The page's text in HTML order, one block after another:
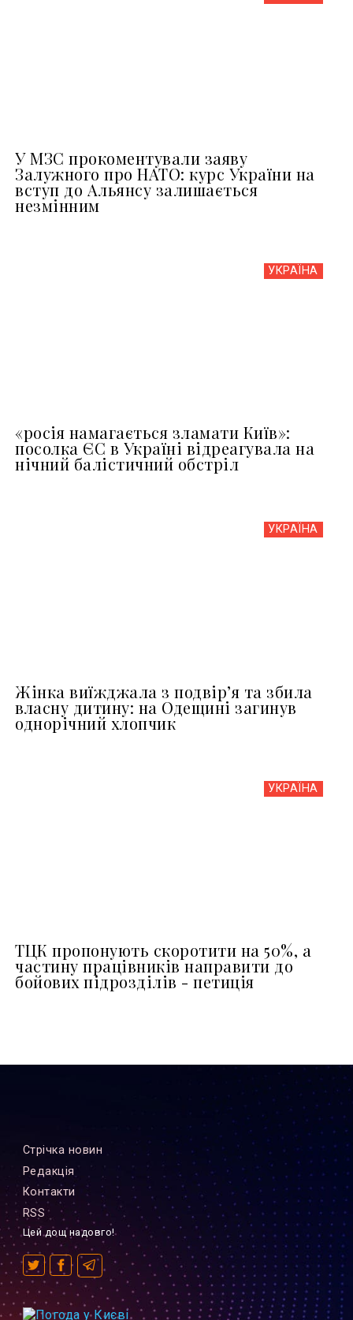
У МЗС прокоментували заяву
Залужного про НАТО: курс України на
вступ до Альянсу залишається
незмінним
УКРАЇНА
«росія намагається зламати Київ»:
посолка ЄС в Україні відреагувала на
нічний балістичний обстріл
УКРАЇНА
Жінка виїжджала з подвір’я та збила
власну дитину: на Одещині загинув
однорічний хлопчик
УКРАЇНА
ТЦК пропонують скоротити на 50%, а
частину працівників направити до
бойових підрозділів - петиція
Стрiчка новин
Редакцiя
Контакти
RSS
Цей дощ надовго!